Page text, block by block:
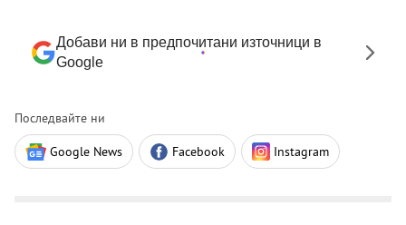
Добави ни в предпочитани източници в
Google
Последвайте ни
Google News Facebook Instagram